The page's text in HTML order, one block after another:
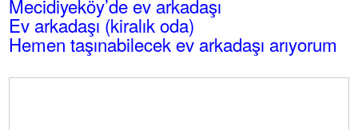
Mecidiyeköy’de ev arkadaşı
Ev arkadaşı (kiralık oda)
Hemen taşınabilecek ev arkadaşı arıyorum